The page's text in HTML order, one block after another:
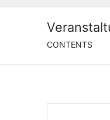
CONTENTS